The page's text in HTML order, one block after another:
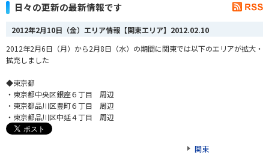
UQ mobile
日々の更新の最新情報です
2012年2月10日（金）エリア情報【関東エリア】 2012.02.10
2012年2月6日（月）から2月8日（水）の期間に関東では以下のエリアが拡大・
拡充しました
◆東京都
・東京都中央区銀座６丁目 周辺
・東京都品川区豊町６丁目 周辺
・東京都品川区中延４丁目 周辺
関東